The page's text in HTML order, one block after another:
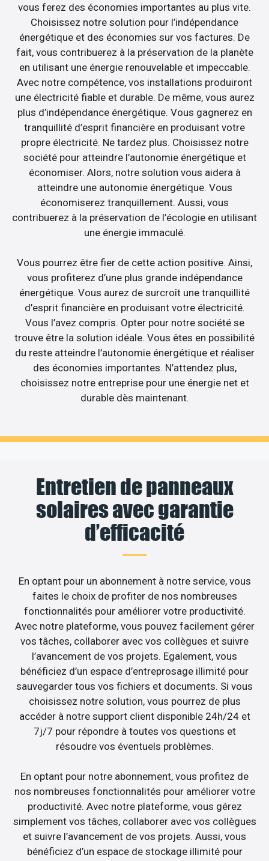
vous ferez des économies importantes au plus vite.
Choisissez notre solution pour l’indépendance
énergétique et des économies sur vos factures. De
fait, vous contribuerez à la préservation de la planète
en utilisant une énergie renouvelable et impeccable.
Avec notre compétence, vos installations produiront
une électricité fiable et durable. De même, vous aurez
plus d’indépendance énergétique. Vous gagnerez en
tranquillité d’esprit financière en produisant votre
propre électricité. Ne tardez plus. Choisissez notre
société pour atteindre l’autonomie énergétique et
économiser. Alors, notre solution vous aidera à
atteindre une autonomie énergétique. Vous
économiserez tranquillement. Aussi, vous
contribuerez à la préservation de l’écologie en utilisant
une énergie immaculé.
Vous pourrez être fier de cette action positive. Ainsi,
vous profiterez d’une plus grande indépendance
énergétique. Vous aurez de surcroît une tranquillité
d’esprit financière en produisant votre électricité.
Vous l’avez compris. Opter pour notre société se
trouve être la solution idéale. Vous êtes en possibilité
du reste atteindre l’autonomie énergétique et réaliser
des économies importantes. N’attendez plus,
choisissez notre entreprise pour une énergie net et
durable dès maintenant.
Entretien de panneaux
solaires avec garantie
d’efficacité
En optant pour un abonnement à notre service, vous
faites le choix de profiter de nos nombreuses
fonctionnalités pour améliorer votre productivité.
Avec notre plateforme, vous pouvez facilement gérer
vos tâches, collaborer avec vos collègues et suivre
l’avancement de vos projets. Egalement, vous
bénéficiez d’un espace d’entreprosage illimité pour
sauvegarder tous vos fichiers et documents. Si vous
choisissez notre solution, vous pourrez de plus
accéder à notre support client disponible 24h/24 et
7j/7 pour répondre à toutes vos questions et
résoudre vos éventuels problèmes.
En optant pour notre abonnement, vous profitez de
nos nombreuses fonctionnalités pour améliorer votre
productivité. Avec notre plateforme, vous gérez
simplement vos tâches, collaborer avec vos collègues
et suivre l’avancement de vos projets. Aussi, vous
bénéficiez d’un espace de stockage illimité pour